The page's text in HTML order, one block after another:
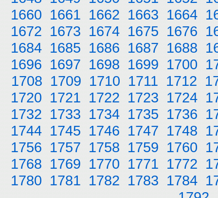
1660 1661 1662 1663 1664
1672 1673 1674 1675 1676
1684 1685 1686 1687 1688
1696 1697 1698 1699 1700
1708 1709 1710 1711 1712
1720 1721 1722 1723 1724
1732 1733 1734 1735 1736
1744 1745 1746 1747 1748
1756 1757 1758 1759 1760
1768 1769 1770 1771 1772
1780 1781 1782 1783 1784